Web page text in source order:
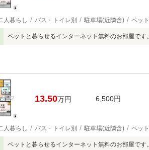
人暮らし バス・トイレ別 駐車場(近隣含) ペッ
ペットと暮らせるインターネット無料のお部屋です。
13.50万円 6,500円
人暮らし バス・トイレ別 駐車場(近隣含) ペッ
ペットと暮らせるインターネット無料のお部屋です。